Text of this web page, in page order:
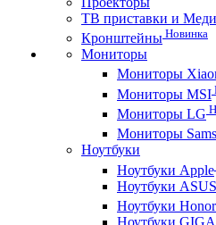
ТВ приставки и
Кронштейны Новинка
Мониторы
Мониторы
Мониторы MSI
Мониторы LG
Мониторы
Ноутбуки
Ноутбуки Apple
Ноутбуки ASUS
Ноутбуки Honor
Ноутбуки